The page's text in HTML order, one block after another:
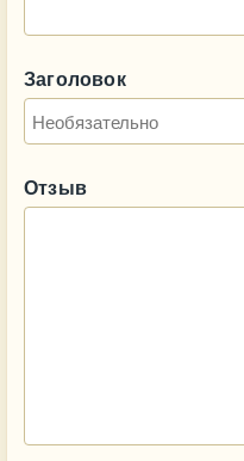
Заголовок
Отзыв